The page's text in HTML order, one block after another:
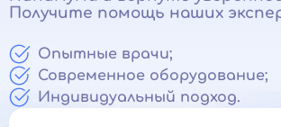
Получите помощь наших
Опытные врачи;
Современное оборудование;
Индивидуальный подход.